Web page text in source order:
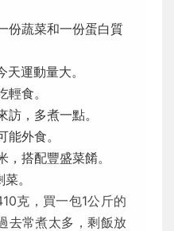
份蔬菜和一份蛋白質
運動量大。
食。
，多煮一點。
外食。
搭配豐盛菜餚。
。
克，買一包1公斤的
去常煮太多，剩飯放